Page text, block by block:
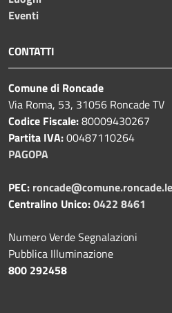
Eventi
CONTATTI
Comune di Roncade
Via Roma, 53, 31056 Roncade TV
Codice Fiscale:80009430267
Partita IVA:00487110264
PAGOPA
PEC:
Centralino Unico:0422 8461
Numero Verde Segnalazioni
Pubblica Illuminazione
800 292458